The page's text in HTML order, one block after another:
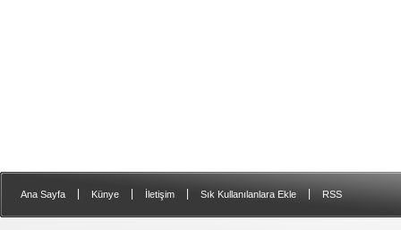
Ana Sayfa Künye İletişim Sık Kullanılanlara Ekle RSS